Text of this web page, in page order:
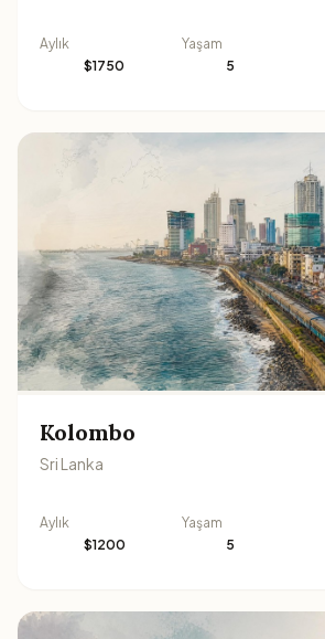
Aylık
$1750
Yaşam
5
Kolombo
Sri Lanka
Aylık
$1200
Yaşam
5